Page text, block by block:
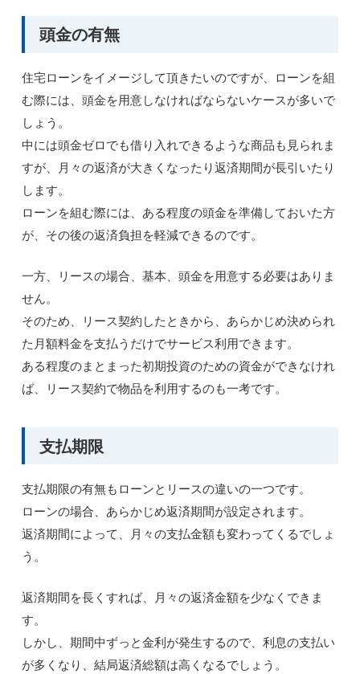
頭金の有無
住宅ローンをイメージして頂きたいのですが、ローンを組
む際には、頭金を用意しなければならないケースが多いで
しょう。
中には頭金ゼロでも借り入れできるような商品も見られま
すが、月々の返済が大きくなったり返済期間が長引いたり
します。
ローンを組む際には、ある程度の頭金を準備しておいた方
が、その後の返済負担を軽減できるのです。
一方、リースの場合、基本、頭金を用意する必要はありま
せん。
そのため、リース契約したときから、あらかじめ決められ
た月額料金を支払うだけでサービス利用できます。
ある程度のまとまった初期投資のための資金ができなけれ
ば、リース契約で物品を利用するのも一考です。
支払期限
支払期限の有無もローンとリースの違いの一つです。
ローンの場合、あらかじめ返済期間が設定されます。
返済期間によって、月々の支払金額も変わってくるでしょ
う。
返済期間を長くすれば、月々の返済金額を少なくできま
す。
しかし、期間中ずっと金利が発生するので、利息の支払い
が多くなり、結局返済総額は高くなるでしょう。